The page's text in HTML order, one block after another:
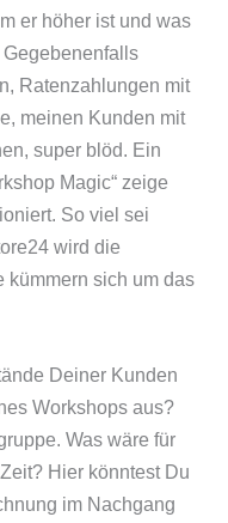
er höher ist und was
Ratenzahlungen mit
meinen Kunden mit
super blöd. Ein
Magic“ zeige
So viel sei
wird die
kümmern sich um das
Deiner Kunden
Workshops aus?
Was wäre für
Hier könntest Du
im Nachgang